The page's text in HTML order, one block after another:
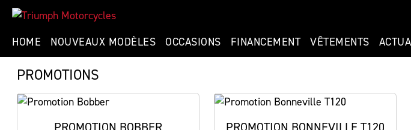
HOME NOUVEAUX MODÈLES OCCASIONS FINANCEMENT VÊTEMENTS
PROMOTIONS